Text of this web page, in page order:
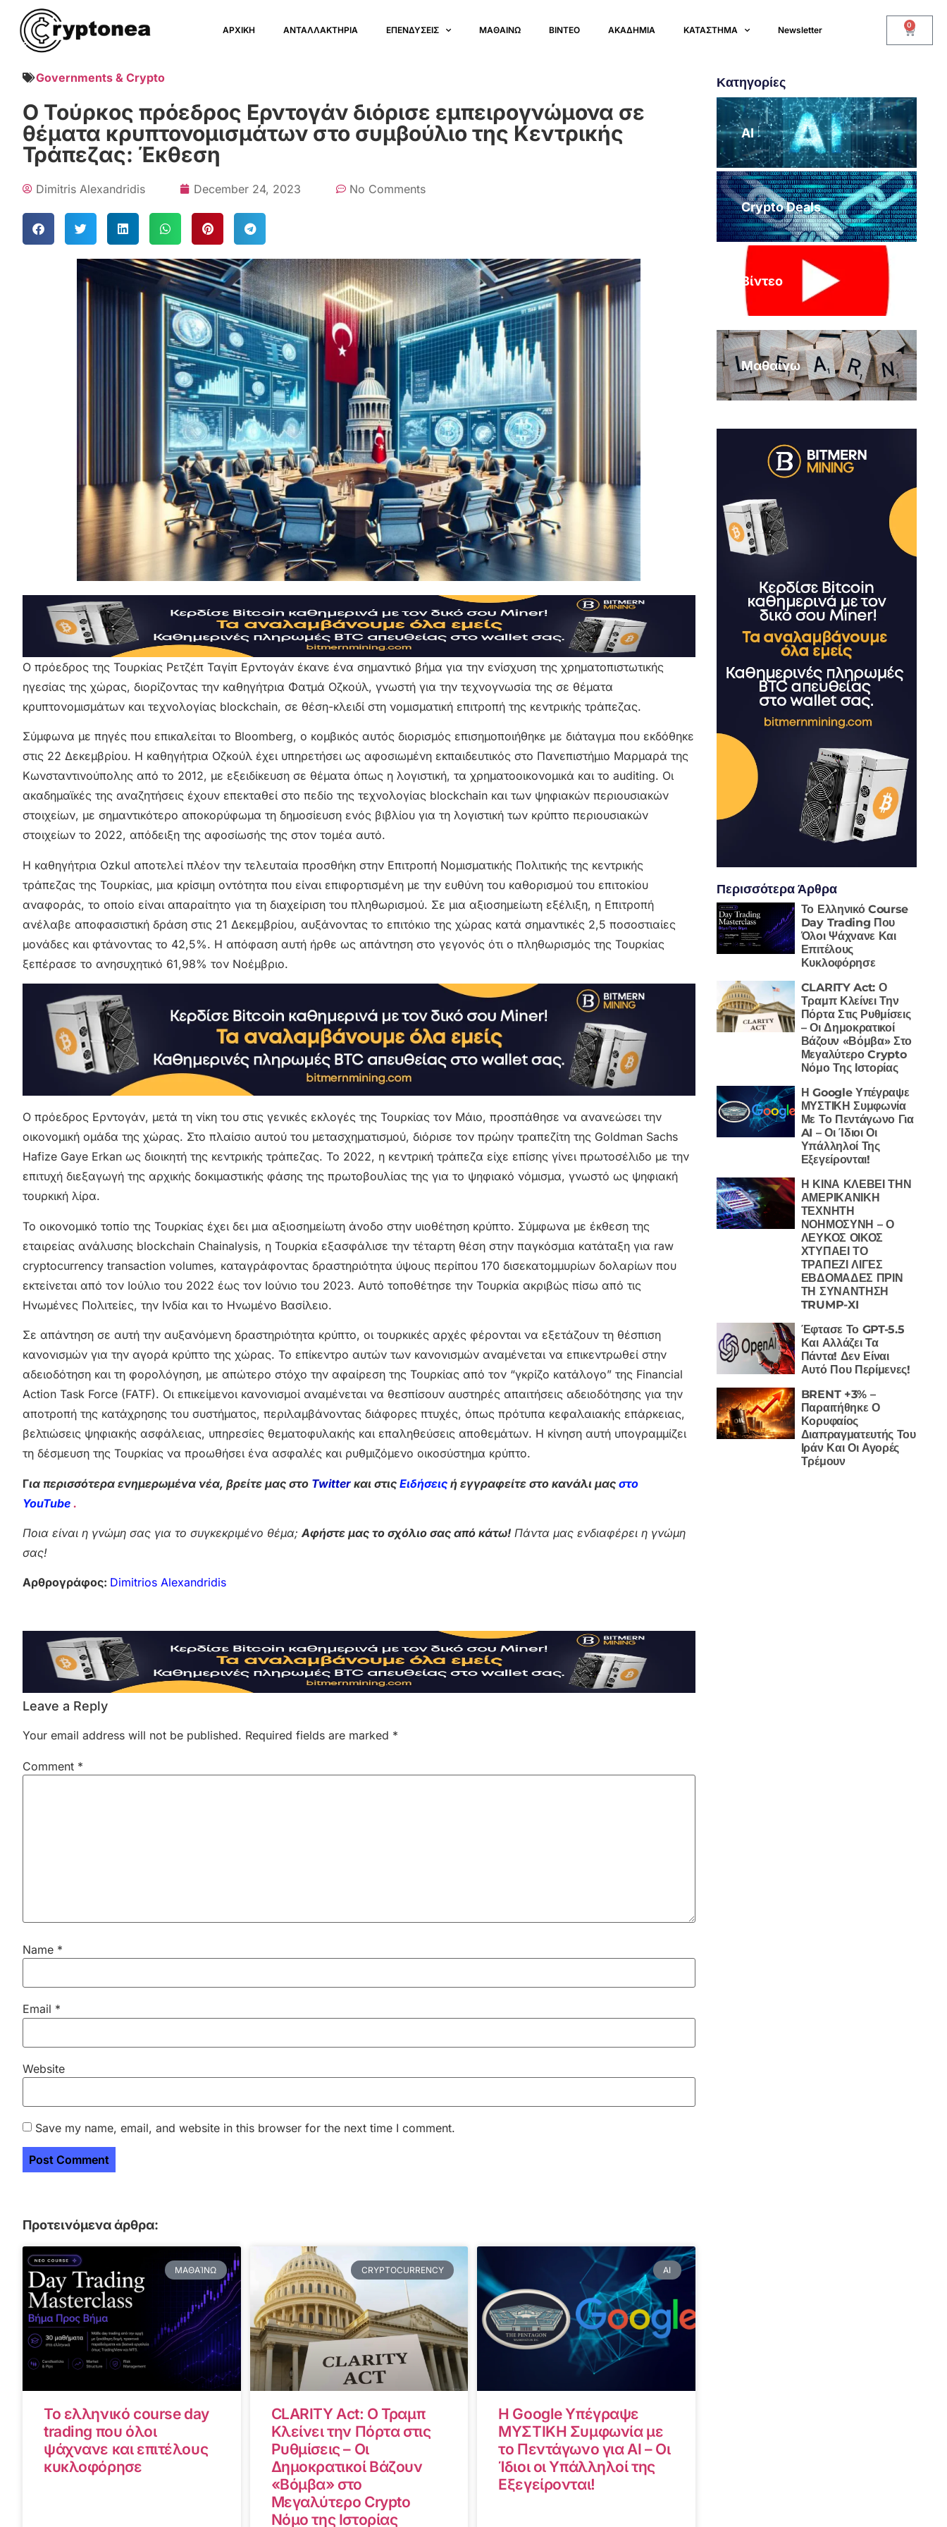
ΑΡΧΙΚΗ ΑΝΤΑΛΛΑΚΤΗΡΙΑ ΕΠΕΝΔΥΣΕΙΣ ΜΑΘΑΙΝΩ ΒΙΝΤΕΟ ΑΚΑΔΗΜΙΑ ΚΑΤΑΣΤΗΜΑ Newsletter 0
Governments & Crypto
Ο Τούρκος πρόεδρος Ερντογάν διόρισε εμπειρογνώμονα σε
θέματα κρυπτονομισμάτων στο συμβούλιο της Κεντρικής
Τράπεζας: Έκθεση
Dimitris Alexandridis December 24, 2023 No Comments
Ο πρόεδρος της Τουρκίας Ρετζέπ Ταγίπ Ερντογάν έκανε ένα σημαντικό βήμα για την ενίσχυση της χρηματοπιστωτικής
ηγεσίας της χώρας, διορίζοντας την καθηγήτρια Φατμά Οζκούλ, γνωστή για την τεχνογνωσία της σε θέματα
κρυπτονομισμάτων και τεχνολογίας blockchain, σε θέση-κλειδί στη νομισματική επιτροπή της κεντρικής τράπεζας.
Σύμφωνα με πηγές που επικαλείται το Bloomberg, ο κομβικός αυτός διορισμός επισημοποιήθηκε με διάταγμα που εκδόθηκε
στις 22 Δεκεμβρίου. Η καθηγήτρια Οζκούλ έχει υπηρετήσει ως αφοσιωμένη εκπαιδευτικός στο Πανεπιστήμιο Μαρμαρά της
Κωνσταντινούπολης από το 2012, με εξειδίκευση σε θέματα όπως η λογιστική, τα χρηματοοικονομικά και το auditing. Οι
ακαδημαϊκές της αναζητήσεις έχουν επεκταθεί στο πεδίο της τεχνολογίας blockchain και των ψηφιακών περιουσιακών
στοιχείων, με σημαντικότερο αποκορύφωμα τη δημοσίευση ενός βιβλίου για τη λογιστική των κρύπτο περιουσιακών
στοιχείων το 2022, απόδειξη της αφοσίωσής της στον τομέα αυτό.
Η καθηγήτρια Ozkul αποτελεί πλέον την τελευταία προσθήκη στην Επιτροπή Νομισματικής Πολιτικής της κεντρικής
τράπεζας της Τουρκίας, μια κρίσιμη οντότητα που είναι επιφορτισμένη με την ευθύνη του καθορισμού του επιτοκίου
αναφοράς, το οποίο είναι απαραίτητο για τη διαχείριση του πληθωρισμού. Σε μια αξιοσημείωτη εξέλιξη, η Επιτροπή
ανέλαβε αποφασιστική δράση στις 21 Δεκεμβρίου, αυξάνοντας το επιτόκιο της χώρας κατά σημαντικές 2,5 ποσοστιαίες
μονάδες και φτάνοντας το 42,5%. Η απόφαση αυτή ήρθε ως απάντηση στο γεγονός ότι ο πληθωρισμός της Τουρκίας
ξεπέρασε το ανησυχητικό 61,98% τον Νοέμβριο.
Ο πρόεδρος Ερντογάν, μετά τη νίκη του στις γενικές εκλογές της Τουρκίας τον Μάιο, προσπάθησε να ανανεώσει την
οικονομική ομάδα της χώρας. Στο πλαίσιο αυτού του μετασχηματισμού, διόρισε τον πρώην τραπεζίτη της Goldman Sachs
Hafize Gaye Erkan ως διοικητή της κεντρικής τράπεζας. Το 2022, η κεντρική τράπεζα είχε επίσης γίνει πρωτοσέλιδο με την
επιτυχή διεξαγωγή της αρχικής δοκιμαστικής φάσης της πρωτοβουλίας της για το ψηφιακό νόμισμα, γνωστό ως ψηφιακή
τουρκική λίρα.
Το οικονομικό τοπίο της Τουρκίας έχει δει μια αξιοσημείωτη άνοδο στην υιοθέτηση κρύπτο. Σύμφωνα με έκθεση της
εταιρείας ανάλυσης blockchain Chainalysis, η Τουρκία εξασφάλισε την τέταρτη θέση στην παγκόσμια κατάταξη για raw
cryptocurrency transaction volumes, καταγράφοντας δραστηριότητα ύψους περίπου 170 δισεκατομμυρίων δολαρίων που
εκτείνεται από τον Ιούλιο του 2022 έως τον Ιούνιο του 2023. Αυτό τοποθέτησε την Τουρκία ακριβώς πίσω από τις
Ηνωμένες Πολιτείες, την Ινδία και το Ηνωμένο Βασίλειο.
Σε απάντηση σε αυτή την αυξανόμενη δραστηριότητα κρύπτο, οι τουρκικές αρχές φέρονται να εξετάζουν τη θέσπιση
κανονισμών για την αγορά κρύπτο της χώρας. Το επίκεντρο αυτών των κανονισμών αναμένεται να επικεντρωθεί στην
αδειοδότηση και τη φορολόγηση, με απώτερο στόχο την αφαίρεση της Τουρκίας από τον “γκρίζο κατάλογο” της Financial
Action Task Force (FATF). Οι επικείμενοι κανονισμοί αναμένεται να θεσπίσουν αυστηρές απαιτήσεις αδειοδότησης για την
αποτροπή της κατάχρησης του συστήματος, περιλαμβάνοντας διάφορες πτυχές, όπως πρότυπα κεφαλαιακής επάρκειας,
βελτιώσεις ψηφιακής ασφάλειας, υπηρεσίες θεματοφυλακής και επαληθεύσεις αποθεμάτων. Η κίνηση αυτή υπογραμμίζει
τη δέσμευση της Τουρκίας να προωθήσει ένα ασφαλές και ρυθμιζόμενο οικοσύστημα κρύπτο.
Για περισσότερα ενημερωμένα νέα, βρείτε μας στο Twitter και στις Ειδήσεις ή εγγραφείτε στο κανάλι μας στο
YouTube .
Ποια είναι η γνώμη σας για το συγκεκριμένο θέμα; Αφήστε μας το σχόλιο σας από κάτω! Πάντα μας ενδιαφέρει η γνώμη
σας!
Αρθρογράφος: Dimitrios Alexandridis
Leave a Reply
Your email address will not be published. Required fields are marked *
Comment *
Name *
Email *
Website
Save my name, email, and website in this browser for the next time I comment.
Προτεινόμενα άρθρα:
ΜΑΘΑΊΝΩ
Το ελληνικό course day
trading που όλοι
ψάχνανε και επιτέλους
κυκλοφόρησε
CRYPTOCURRENCY
CLARITY Act: Ο Τραμπ
Κλείνει την Πόρτα στις
Ρυθμίσεις – Οι
Δημοκρατικοί Βάζουν
«Βόμβα» στο
Μεγαλύτερο Crypto
Νόμο της Ιστορίας
AI
Η Google Υπέγραψε
ΜΥΣΤΙΚΗ Συμφωνία με
το Πεντάγωνο για AI – Οι
Ίδιοι οι Υπάλληλοί της
Εξεγείρονται!
Κατηγορίες
AI
Crypto Deals
Βίντεο
Μαθαίνω
Περισσότερα Άρθρα
Το Ελληνικό Course
Day Trading Που
Όλοι Ψάχνανε Και
Επιτέλους
Κυκλοφόρησε
CLARITY Act: Ο
Τραμπ Κλείνει Την
Πόρτα Στις Ρυθμίσεις
– Οι Δημοκρατικοί
Βάζουν «Βόμβα» Στο
Μεγαλύτερο Crypto
Νόμο Της Ιστορίας
Η Google Υπέγραψε
ΜΥΣΤΙΚΗ Συμφωνία
Με Το Πεντάγωνο Για
AI – Οι Ίδιοι Οι
Υπάλληλοί Της
Εξεγείρονται!
Η ΚΙΝΑ ΚΛΕΒΕΙ ΤΗΝ
ΑΜΕΡΙΚΑΝΙΚΗ
ΤΕΧΝΗΤΗ
ΝΟΗΜΟΣΥΝΗ – Ο
ΛΕΥΚΟΣ ΟΙΚΟΣ
ΧΤΥΠΑΕΙ ΤΟ
ΤΡΑΠΕΖΙ ΛΙΓΕΣ
ΕΒΔΟΜΑΔΕΣ ΠΡΙΝ
ΤΗ ΣΥΝΑΝΤΗΣΗ
TRUMP-XI
Έφτασε Το GPT-5.5
Και Αλλάζει Τα
Πάντα! Δεν Είναι
Αυτό Που Περίμενες!
BRENT +3% –
Παραιτήθηκε Ο
Κορυφαίος
Διαπραγματευτής Του
Ιράν Και Οι Αγορές
Τρέμουν